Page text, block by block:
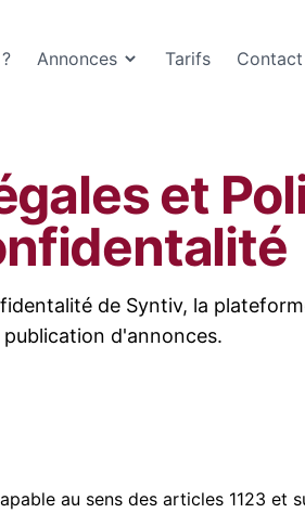
Annonces Tarifs Contact
et
de Syntiv, la
publication d'annonces.
au sens des articles 1123 et